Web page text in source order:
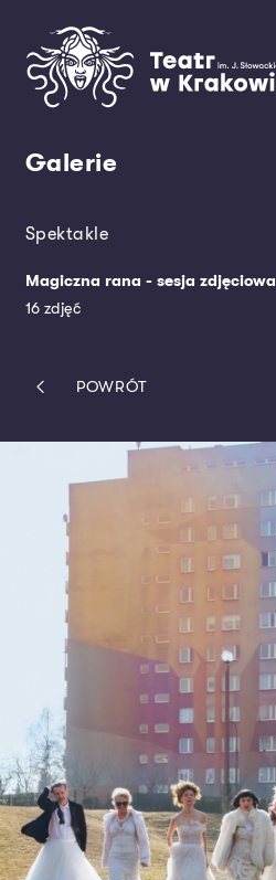
Galerie
Spektakle
Magiczna rana - sesja zdjęciowa
16 zdjęć
POWRÓT